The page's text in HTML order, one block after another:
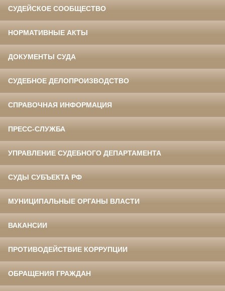
СУДЕЙСКОЕ СООБЩЕСТВО
НОРМАТИВНЫЕ АКТЫ
ДОКУМЕНТЫ СУДА
СУДЕБНОЕ ДЕЛОПРОИЗВОДСТВО
СПРАВОЧНАЯ ИНФОРМАЦИЯ
ПРЕСС-СЛУЖБА
УПРАВЛЕНИЕ СУДЕБНОГО ДЕПАРТАМЕНТА
СУДЫ СУБЪЕКТА РФ
МУНИЦИПАЛЬНЫЕ ОРГАНЫ ВЛАСТИ
ВАКАНСИИ
ПРОТИВОДЕЙСТВИЕ КОРРУПЦИИ
ОБРАЩЕНИЯ ГРАЖДАН